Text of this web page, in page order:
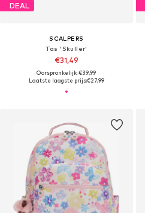
DEAL
SCALPERS
Tas 'Skuller'
€31,49
Oorspronkelijk: €39,99
Laatste laagste prijs:€27,99